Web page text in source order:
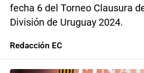
fecha 6 del Torneo Clausura
División de Uruguay 2024.
Redacción EC